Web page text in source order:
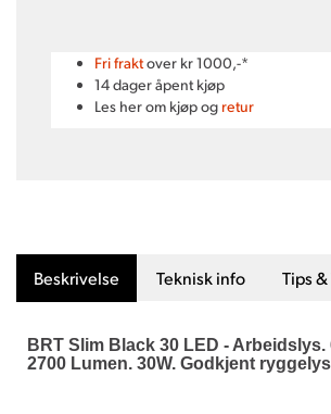
Fri fraktover kr 1000,-*
14 dager åpent kjøp
Les her om kjøp og retur
Beskrivelse Teknisk info Tips &
BRT Slim Black 30 LED - Arbeidslys.
2700 Lumen. 30W. Godkjent